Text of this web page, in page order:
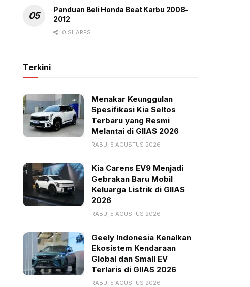
Panduan Beli Honda Beat Karbu 2008-
2012
0 SHARES
Terkini
Menakar Keunggulan
Spesifikasi Kia Seltos
Terbaru yang Resmi
Melantai di GIIAS 2026
RABU, 5 AGUSTUS 2026
Kia Carens EV9 Menjadi
Gebrakan Baru Mobil
Keluarga Listrik di GIIAS
2026
RABU, 5 AGUSTUS 2026
Geely Indonesia Kenalkan
Ekosistem Kendaraan
Global dan Small EV
Terlaris di GIIAS 2026
RABU, 5 AGUSTUS 2026